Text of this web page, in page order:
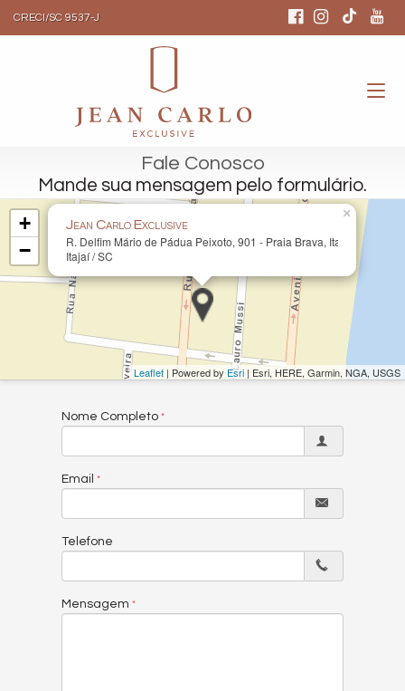
CRECI/SC 9537-J
Fale Conosco
Mande sua mensagem pelo formulário.
Jean Carlo Exclusive
R. Delfim Mário de Pádua Peixoto, 901 - Praia Brava, Itajaí - SC,
Itajaí / SC
×
+
−
Leaflet | Powered by Esri | Esri, HERE, Garmin, NGA, USGS
Nome Completo
Email
Telefone
Mensagem